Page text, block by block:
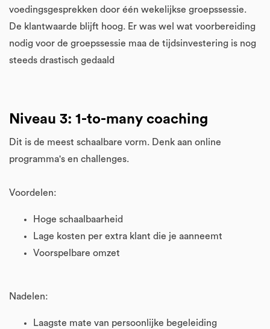
voedingsgesprekken door één wekelijkse groepssessie.
De klantwaarde blijft hoog. Er was wel wat voorbereiding
nodig voor de groepssessie maa de tijdsinvestering is nog
steeds drastisch gedaald
Niveau 3: 1-to-many coaching
Dit is de meest schaalbare vorm. Denk aan online
programma's en challenges.
Voordelen:
Hoge schaalbaarheid
Lage kosten per extra klant die je aanneemt
Voorspelbare omzet
Nadelen:
Laagste mate van persoonlijke begeleiding